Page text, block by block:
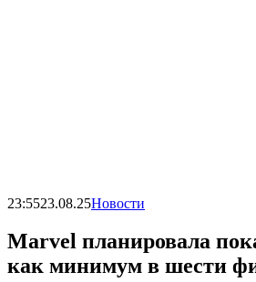
23:5523.08.25Новости
Marvel планировала
как минимум в шести